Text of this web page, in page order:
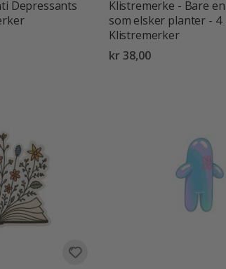
Depressants
Klistremerke - Bare
som elsker planter - 4
Klistremerker
kr 38,00